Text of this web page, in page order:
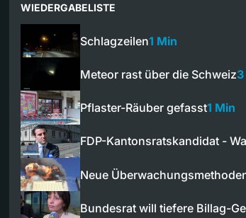
WIEDERGABELISTE
Schlagzeilen1 Min
Meteor rast über die Schweiz
Pflaster-Räuber gefasst1 Min
FDP-Kantonsratskandidat -
Neue
Bundesrat will tiefere Billag-